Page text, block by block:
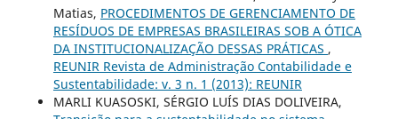
Matias, PROCEDIMENTOS DE GERENCIAMENTO DE
RESÍDUOS DE EMPRESAS BRASILEIRAS SOB A ÓTICA
DA INSTITUCIONALIZAÇÃO DESSAS PRÁTICAS ,
REUNIR Revista de Administração Contabilidade e
Sustentabilidade: v. 3 n. 1 (2013): REUNIR
MARLI KUASOSKI, SÉRGIO LUÍS DIAS DOLIVEIRA,